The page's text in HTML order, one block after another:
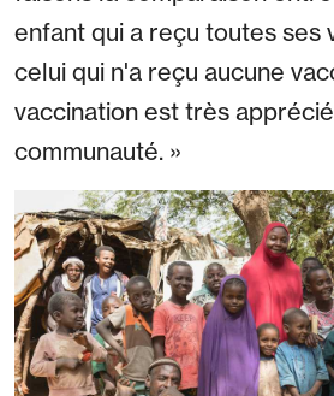
enfant qui a reçu toutes ses
celui qui n'a reçu aucune
vaccination est très
communauté. »